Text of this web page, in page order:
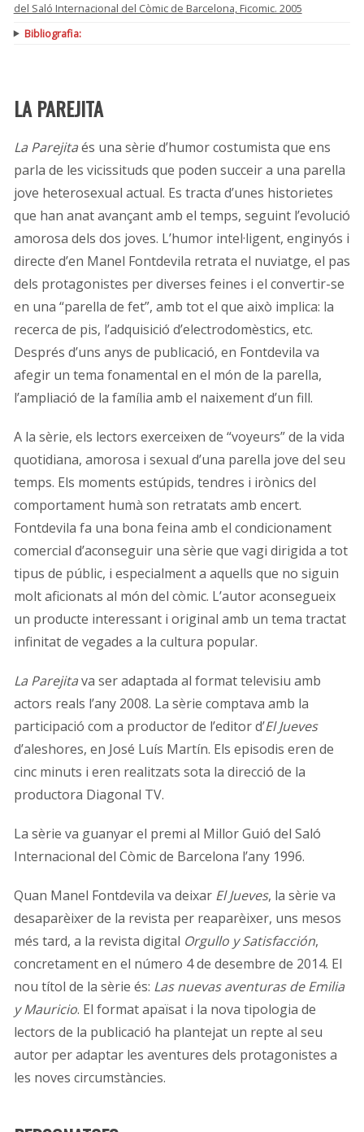
del Saló Internacional del Còmic de Barcelona, Ficomic. 2005
Bibliografia:
LA PAREJITA
La Parejitaés una sèrie d’humor costumista que ens
parla de les vicissituds que poden succeir a una parella
jove heterosexual actual. Es tracta d’unes historietes
que han anat avançant amb el temps, seguint l’evolució
amorosa dels dos joves. L’humor intel·ligent, enginyós i
directe d’en Manel Fontdevila retrata el nuviatge, el pas
dels protagonistes per diverses feines i el convertir-se
en una “parella de fet”, amb tot el que això implica: la
recerca de pis, l’adquisició d’electrodomèstics, etc.
Després d’uns anys de publicació, en Fontdevila va
afegir un tema fonamental en el món de la parella,
l’ampliació de la família amb el naixement d’un fill.
A la sèrie, els lectors exerceixen de “voyeurs” de la vida
quotidiana, amorosa i sexual d’una parella jove del seu
temps. Els moments estúpids, tendres i irònics del
comportament humà son retratats amb encert.
Fontdevila fa una bona feina amb el condicionament
comercial d’aconseguir una sèrie que vagi dirigida a tot
tipus de públic, i especialment a aquells que no siguin
molt aficionats al món del còmic. L’autor aconsegueix
un producte interessant i original amb un tema tractat
infinitat de vegades a la cultura popular.
La Parejitava ser adaptada al format televisiu amb
actors reals l’any 2008. La sèrie comptava amb la
participació com a productor de l’editor d’El Jueves
d’aleshores, en José Luís Martín. Els episodis eren de
cinc minuts i eren realitzats sota la direcció de la
productora Diagonal TV.
La sèrie va guanyar el premi al Millor Guió del Saló
Internacional del Còmic de Barcelona l’any 1996.
Quan Manel Fontdevila va deixar El Jueves, la sèrie va
desaparèixer de la revista per reaparèixer, uns mesos
més tard, a la revista digital Orgullo y Satisfacción,
concretament en el número 4 de desembre de 2014. El
nou títol de la sèrie és: Las nuevas aventuras de Emilia
y Mauricio. El format apaïsat i la nova tipologia de
lectors de la publicació ha plantejat un repte al seu
autor per adaptar les aventures dels protagonistes a
les noves circumstàncies.